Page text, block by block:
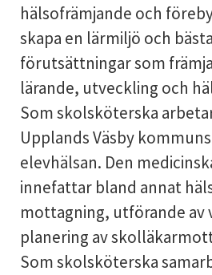
hälsofrämjande och
skapa en lärmiljö och
förutsättningar som
lärande, utveckling och
Som skolsköterska
Upplands Väsby
elevhälsan. Den
innefattar bland annat
mottagning, utförande av
planering av
Som skolsköterska